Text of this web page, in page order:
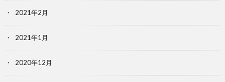
2021年2月
2021年1月
2020年12月